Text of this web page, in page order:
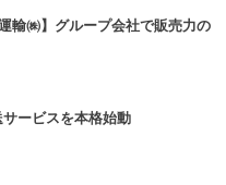
輸㈱】グループ会社で販売力の
ービスを本格始動